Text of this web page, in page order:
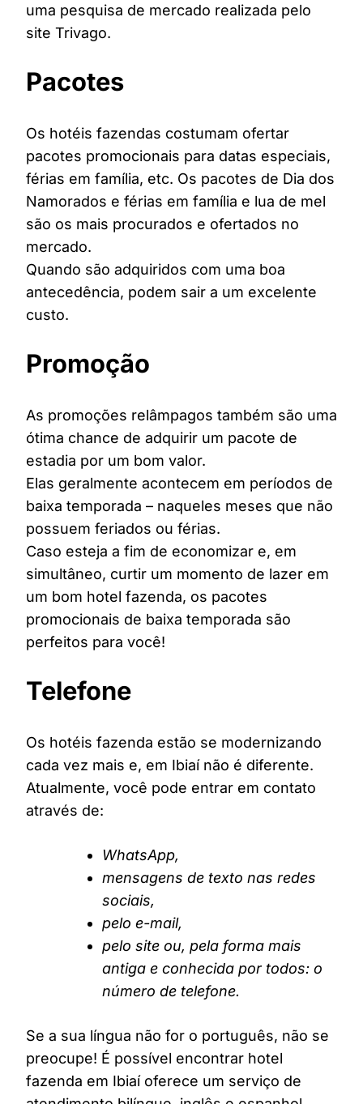
uma pesquisa de mercado realizada pelo
site Trivago.
Pacotes
Os hotéis fazendas costumam ofertar
pacotes promocionais para datas especiais,
férias em família, etc. Os pacotes de Dia dos
Namorados e férias em família e lua de mel
são os mais procurados e ofertados no
mercado.
Quando são adquiridos com uma boa
antecedência, podem sair a um excelente
custo.
Promoção
As promoções relâmpagos também são uma
ótima chance de adquirir um pacote de
estadia por um bom valor.
Elas geralmente acontecem em períodos de
baixa temporada – naqueles meses que não
possuem feriados ou férias.
Caso esteja a fim de economizar e, em
simultâneo, curtir um momento de lazer em
um bom hotel fazenda, os pacotes
promocionais de baixa temporada são
perfeitos para você!
Telefone
Os hotéis fazenda estão se modernizando
cada vez mais e, em Ibiaí não é diferente.
Atualmente, você pode entrar em contato
através de:
WhatsApp,
mensagens de texto nas redes
sociais,
pelo e-mail,
pelo site ou, pela forma mais
antiga e conhecida por todos: o
número de telefone.
Se a sua língua não for o português, não se
preocupe! É possível encontrar hotel
fazenda em Ibiaí oferece um serviço de